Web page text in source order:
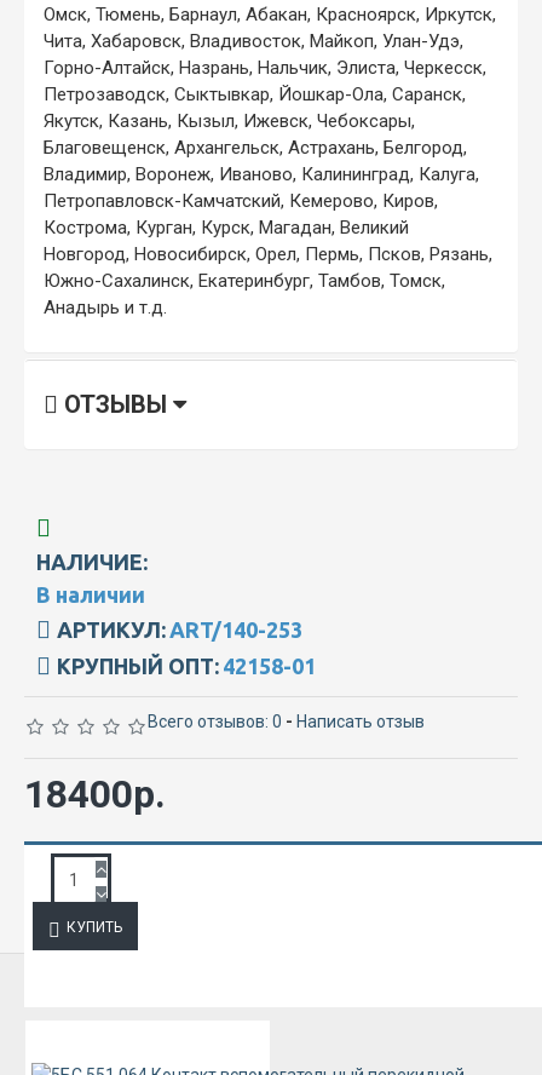
Омск, Тюмень, Барнаул, Абакан, Красноярск, Иркутск,
Чита, Хабаровск, Владивосток, Майкоп, Улан-Удэ,
Горно-Алтайск, Назрань, Нальчик, Элиста, Черкесск,
Петрозаводск, Сыктывкар, Йошкар-Ола, Саранск,
Якутск, Казань, Кызыл, Ижевск, Чебоксары,
Благовещенск, Архангельск, Астрахань, Белгород,
Владимир, Воронеж, Иваново, Калининград, Калуга,
Петропавловск-Камчатский, Кемерово, Киров,
Кострома, Курган, Курск, Магадан, Великий
Новгород, Новосибирск, Орел, Пермь, Псков, Рязань,
Южно-Сахалинск, Екатеринбург, Тамбов, Томск,
Анадырь и т.д.
ОТЗЫВЫ
НАЛИЧИЕ:
В наличии
АРТИКУЛ: ART/140-253
КРУПНЫЙ ОПТ: 42158-01
Всего отзывов: 0 - Написать отзыв
18400р.
КУПИТЬ